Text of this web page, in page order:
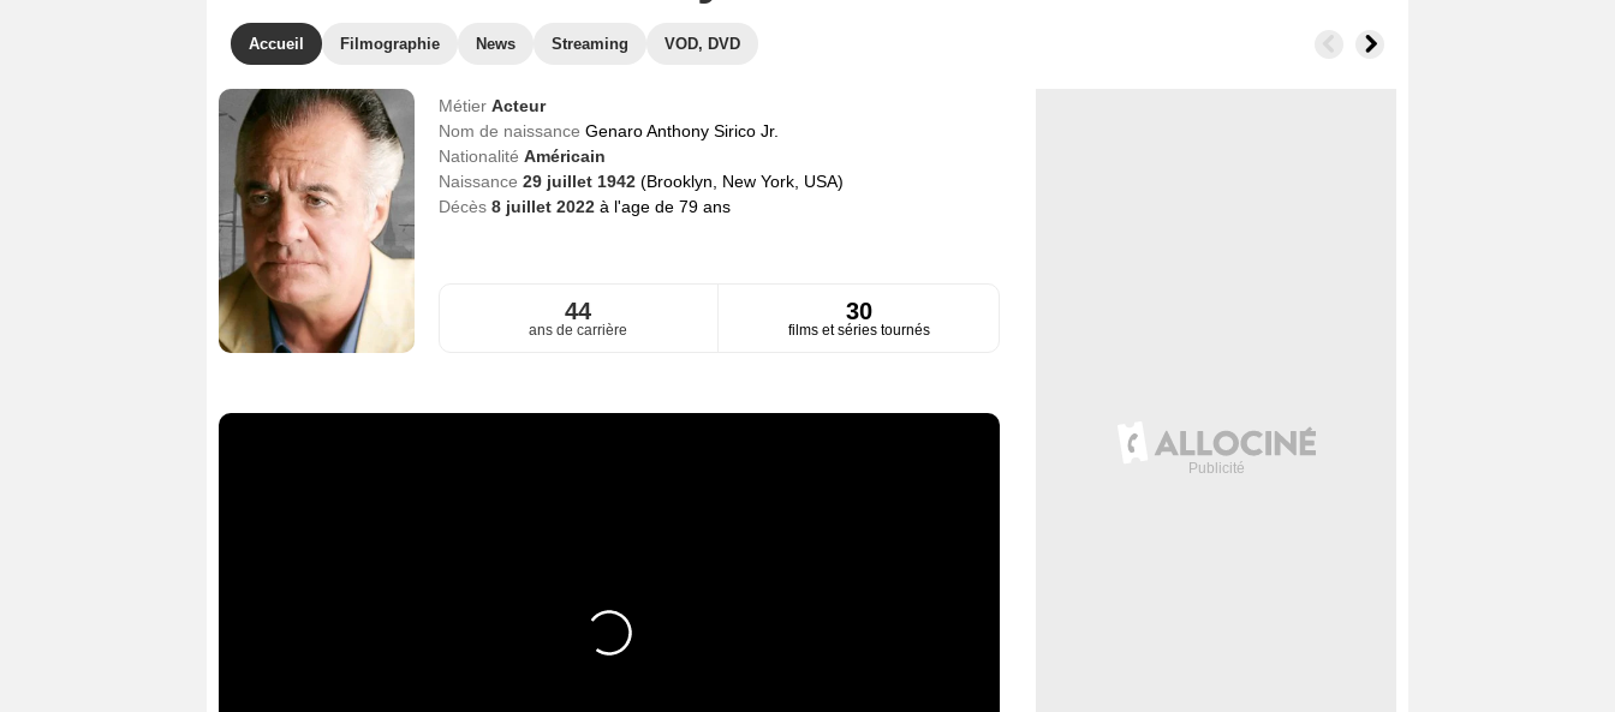
Accueil Filmographie News Streaming VOD, DVD
Métier Acteur
Nom de naissance Genaro Anthony Sirico Jr.
Nationalité Américain
Naissance 29 juillet 1942 (Brooklyn, New York, USA)
Décès 8 juillet 2022 à l'age de 79 ans
44
ans de carrière
30
films et séries tournés